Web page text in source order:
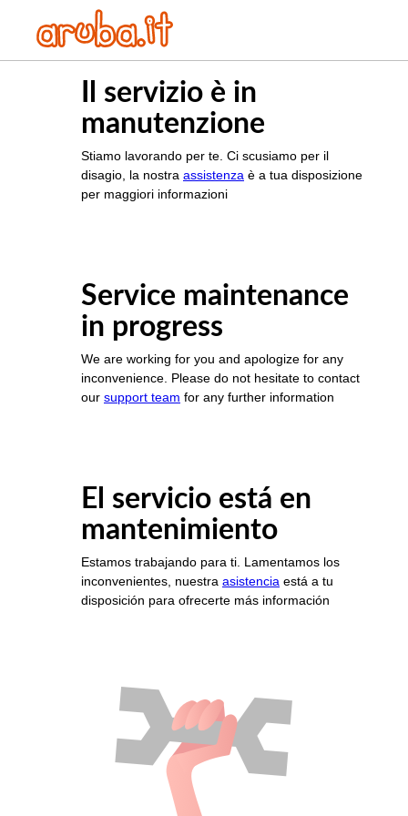
Il servizio è in
manutenzione
Stiamo lavorando per te. Ci scusiamo per il
disagio, la nostra assistenza è a tua disposizione
per maggiori informazioni
Service maintenance
in progress
We are working for you and apologize for any
inconvenience. Please do not hesitate to contact
our support team for any further information
El servicio está en
mantenimiento
Estamos trabajando para ti. Lamentamos los
inconvenientes, nuestra asistencia está a tu
disposición para ofrecerte más información